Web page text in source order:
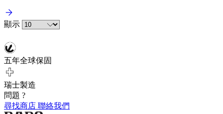
顯示
五年全球保固
瑞士製造
問題 ?
尋找商店 聯絡我們